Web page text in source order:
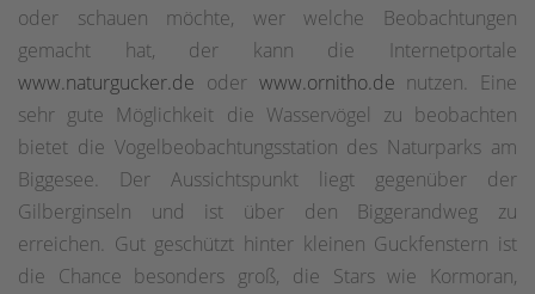
oder schauen möchte, wer welche Beobachtungen
gemacht hat, der kann die Internetportale
www.naturgucker.de oder www.ornitho.de nutzen. Eine
sehr gute Möglichkeit die Wasservögel zu beobachten
bietet die Vogelbeobachtungsstation des Naturparks am
Biggesee. Der Aussichtspunkt liegt gegenüber der
Gilberginseln und ist über den Biggerandweg zu
erreichen. Gut geschützt hinter kleinen Guckfenstern ist
die Chance besonders groß, die Stars wie Kormoran,